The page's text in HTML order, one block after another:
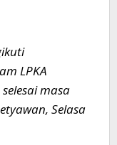
LPKA
masa
Selasa